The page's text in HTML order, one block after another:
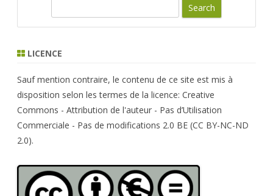
r
h
LICENCE
Sauf mention contraire, le contenu de ce site est mis à
disposition selon les termes de la licence: Creative
Commons - Attribution de l'auteur - Pas d’Utilisation
Commerciale - Pas de modifications 2.0 BE (CC BY-NC-ND
2.0).